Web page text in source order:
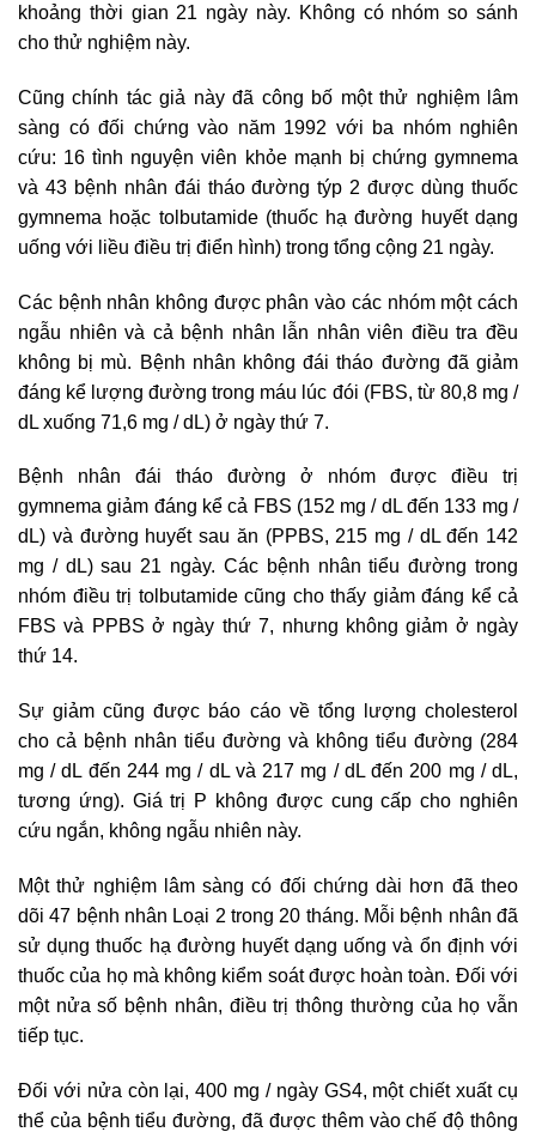
khoảng thời gian 21 ngày này. Không có nhóm so sánh
cho thử nghiệm này.
Cũng chính tác giả này đã công bố một thử nghiệm lâm
sàng có đối chứng vào năm 1992 với ba nhóm nghiên
cứu: 16 tình nguyện viên khỏe mạnh bị chứng gymnema
và 43 bệnh nhân đái tháo đường týp 2 được dùng thuốc
gymnema hoặc tolbutamide (thuốc hạ đường huyết dạng
uống với liều điều trị điển hình) trong tổng cộng 21 ngày.
Các bệnh nhân không được phân vào các nhóm một cách
ngẫu nhiên và cả bệnh nhân lẫn nhân viên điều tra đều
không bị mù. Bệnh nhân không đái tháo đường đã giảm
đáng kể lượng đường trong máu lúc đói (FBS, từ 80,8 mg /
dL xuống 71,6 mg / dL) ở ngày thứ 7.
Bệnh nhân đái tháo đường ở nhóm được điều trị
gymnema giảm đáng kể cả FBS (152 mg / dL đến 133 mg /
dL) và đường huyết sau ăn (PPBS, 215 mg / dL đến 142
mg / dL) sau 21 ngày. Các bệnh nhân tiểu đường trong
nhóm điều trị tolbutamide cũng cho thấy giảm đáng kể cả
FBS và PPBS ở ngày thứ 7, nhưng không giảm ở ngày
thứ 14.
Sự giảm cũng được báo cáo về tổng lượng cholesterol
cho cả bệnh nhân tiểu đường và không tiểu đường (284
mg / dL đến 244 mg / dL và 217 mg / dL đến 200 mg / dL,
tương ứng). Giá trị P không được cung cấp cho nghiên
cứu ngắn, không ngẫu nhiên này.
Một thử nghiệm lâm sàng có đối chứng dài hơn đã theo
dõi 47 bệnh nhân Loại 2 trong 20 tháng. Mỗi bệnh nhân đã
sử dụng thuốc hạ đường huyết dạng uống và ổn định với
thuốc của họ mà không kiểm soát được hoàn toàn. Đối với
một nửa số bệnh nhân, điều trị thông thường của họ vẫn
tiếp tục.
Đối với nửa còn lại, 400 mg / ngày GS4, một chiết xuất cụ
thể của bệnh tiểu đường, đã được thêm vào chế độ thông